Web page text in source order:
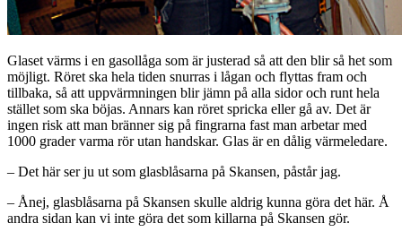
Glaset värms i en gasollåga som är justerad så att den blir så het som
möjligt. Röret ska hela tiden snurras i lågan och flyttas fram och
tillbaka, så att uppvärmningen blir jämn på alla sidor och runt hela
stället som ska böjas. Annars kan röret spricka eller gå av. Det är
ingen risk att man bränner sig på fingrarna fast man arbetar med
1000 grader varma rör utan handskar. Glas är en dålig värmeledare.
– Det här ser ju ut som glasblåsarna på Skansen, påstår jag.
– Ånej, glasblåsarna på Skansen skulle aldrig kunna göra det här. Å
andra sidan kan vi inte göra det som killarna på Skansen gör.